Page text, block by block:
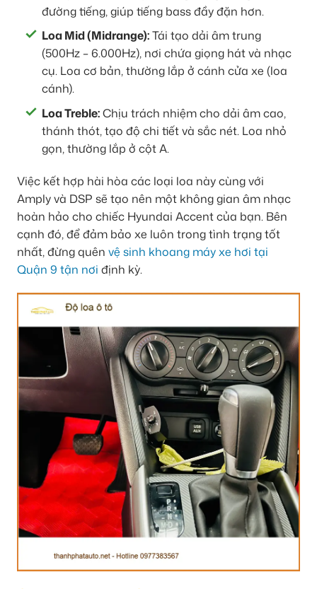
đường tiếng, giúp tiếng bass đầy đặn hơn.
Loa Mid (Midrange):Tái tạo dải âm trung
(500Hz – 6.000Hz), nơi chứa giọng hát và nhạc
cụ. Loa cơ bản, thường lắp ở cánh cửa xe (loa
cánh).
Loa Treble:Chịu trách nhiệm cho dải âm cao,
thánh thót, tạo độ chi tiết và sắc nét. Loa nhỏ
gọn, thường lắp ở cột A.
Việc kết hợp hài hòa các loại loa này cùng với
Amply và DSP sẽ tạo nên một không gian âm nhạc
hoàn hảo cho chiếc Hyundai Accent của bạn. Bên
cạnh đó, để đảm bảo xe luôn trong tình trạng tốt
nhất, đừng quên vệ sinh khoang máy xe hơi tại
Quận 9 tận nơi định kỳ.